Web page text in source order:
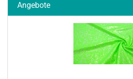
Angebote